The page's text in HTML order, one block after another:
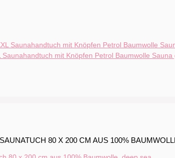
mit Knöpfen Petrol Baumwolle
80 X 200 CM AUS 100%